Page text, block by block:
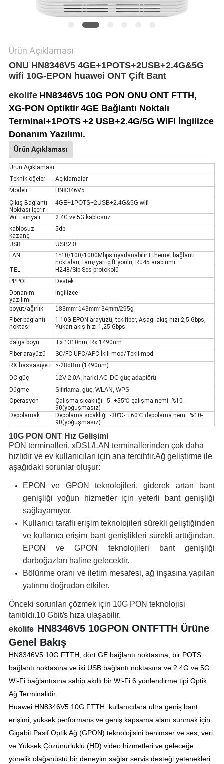
Ürün Açıklaması
ONU HN8346V5 4GE+1POTS+2USB+2.4G&5G
wifi 10G-EPON huawei ONT Çift Bant
ekolife HN8346V5 10G PON ONU ONT FTTH,
XG-PON Optiktir 4GE Bağlantı Noktalı
Terminal+1POTS +2 USB+2.4G/5G WIFI İngilizce
Donanım Yazılımı.
Ürün Açıklaması
Ürün Açıklaması
Teknik öğeler
Açıklamalar
Modeli
HN8346V5
Çıkış Bağlantı
Noktası içerir
4GE+1POTS+2USB+2.4G&5G wifi
WiFi sinyali
2.4G ve 5G kablosuz
kablosuz
kazanç
5db
USB
USB2.0
LAN
1*10/100/1000Mbps uyarlanabilir Ethernet bağlantı
noktaları, tam/yarı çift yönlü, RJ45 arabirimi
TEL
H248/Sip Ses protokolü
PPPOE
Destek
Donanım
yazılımı
İngilizce
boyut/ağırlık
183mm*143mm*34mm/295g
Fiber bağlantı
noktası
1 10G-EPON arayüzü, tek fiber, Aşağı akış hızı 2,5 Gbps,
Yukarı akış hızı 1,25 Gbps
dalga boyu
Tx 1310nm, Rx 1490nm
Fiber arayüzü
SC/FC-UPC/APC İkili mod/Tekli mod
RX hassasiyeti
>-28dBm (1490nm)
DC güç
12V 2.0A, harici AC-DC güç adaptörü
Düğme
Sıfırlama, güç, WLAN, WPS
Operasyon
Çalışma sıcaklığı: -5- +55℃ çalışma nemi: %10-
90(yoğuşmasız)
Depolamak
Depolama sıcaklığı: -30℃- +60℃ depolama nemi: %10-
90(yoğuşmasız)
10G PON ONT Hız Gelişimi
PON terminalleri, xDSL/LAN terminallerinden çok daha
hızlıdır ve ev kullanıcıları için ana tercihtir.Ağ geliştirme ile
aşağıdaki sorunlar oluşur:
EPON ve GPON teknolojileri, giderek artan bant
genişliği yoğun hizmetler için yeterli bant genişliği
sağlayamıyor.
Kullanıcı taraflı erişim teknolojileri sürekli geliştiğinden
ve kullanıcı erişim bant genişlikleri sürekli arttığından,
EPON ve GPON teknolojileri bant genişliği
darboğazları haline gelecektir.
Bölünme oranı ve iletim mesafesi, ağ inşasına yapılan
yatırımı doğrudan etkiler.
Önceki sorunları çözmek için 10G PON teknolojisi
tanıtıldı.10 Gbit/s hıza ulaşabilir.
ekolife HN8346V5 10GPON ONTFTTH Ürüne
Genel Bakış
HN8346V5 10G FTTH, dört GE bağlantı noktasına, bir POTS
bağlantı noktasına ve iki USB bağlantı noktasına ve 2.4G ve 5G
Wi-Fi bağlantısına sahip akıllı bir Wi-Fi 6 yönlendirme tipi Optik
Ağ Terminalidir.
Huawei HN8346V5 10G FTTH, kullanıcılara ultra geniş bant
erişimi, yüksek performans ve geniş kapsama alanı sunmak için
Gigabit Pasif Optik Ağ (GPON) teknolojisini benimser ve ses, veri
ve Yüksek Çözünürlüklü (HD) video hizmetleri ve geleceğe
yönelik olağanüstü bir deneyim sağlar servis desteği yetenekleri